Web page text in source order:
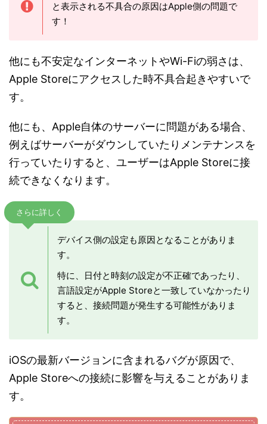
と表示される不具合の原因はApple側の問題で
す！
他にも不安定なインターネットやWi-Fiの弱さは、
Apple Storeにアクセスした時不具合起きやすいで
す。
他にも、Apple自体のサーバーに問題がある場合、
例えばサーバーがダウンしていたりメンテナンスを
行っていたりすると、ユーザーはApple Storeに接
続できなくなります。
さらに詳しく
デバイス側の設定も原因となることがありま
す。
特に、日付と時刻の設定が不正確であったり、
言語設定がApple Storeと一致していなかったり
すると、接続問題が発生する可能性がありま
す。
iOSの最新バージョンに含まれるバグが原因で、
Apple Storeへの接続に影響を与えることがありま
す。